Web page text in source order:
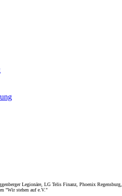
Legionäre, LG Telis Finanz, Phoenix Regensburg,
"Wir stehen auf e.V."